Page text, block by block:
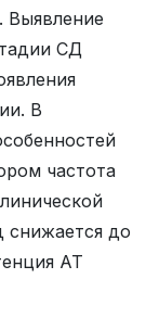
Выявление
СД
В
частота
снижается до
АТ